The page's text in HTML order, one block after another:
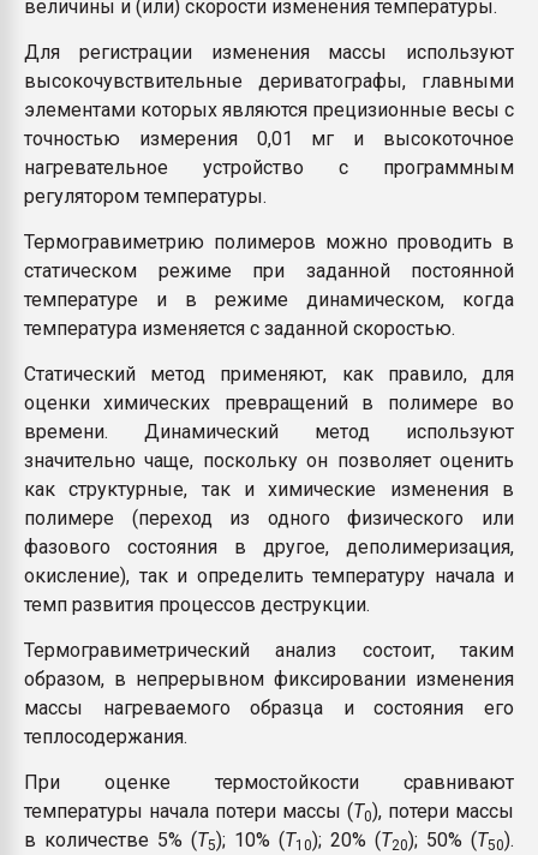
величины и (или) скорости изменения температуры.
Для регистрации изменения массы используют
высокочувствительные дериватографы, главными
элементами которых являются прецизионные весы с
точностью измерения 0,01 мг и высокоточное
нагревательное устройство с программным
регулятором температуры.
Термогравиметрию полимеров можно проводить в
статическом режиме при заданной постоянной
температуре и в режиме динамическом, когда
температура изменяется с заданной скоростью.
Статический метод применяют, как правило, для
оценки химических превращений в полимере во
времени. Динамический метод используют
значительно чаще, поскольку он позволяет оценить
как структурные, так и химические изменения в
полимере (переход из одного физического или
фазового состояния в другое, деполимеризация,
окисление), так и определить температуру начала и
темп развития процессов деструкции.
Термогравиметрический анализ состоит, таким
образом, в непрерывном фиксировании изменения
массы нагреваемого образца и состояния его
теплосодержания.
При оценке термостойкости сравнивают
температуры начала потери массы (T0), потери массы
в количестве 5% (Т5); 10% (Т10); 20% (Т20); 50% (Т50).